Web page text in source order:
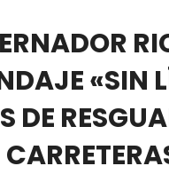
«SIN
DE